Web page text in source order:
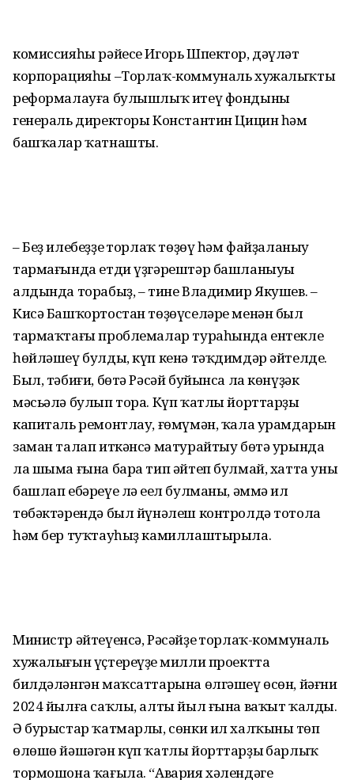
комиссияһы рәйесе Игорь Шпектор, дәүләт
корпорацияһы –Торлаҡ-коммуналь хужалыҡты
рефор­малауға булышлыҡ итеү фондының
генераль директоры Константин Цицин һәм
башҡалар ҡатнашты.
– Беҙ илебеҙҙең торлаҡ төҙөү һәм файҙаланыу
тармағында етди үҙгәрештәр башланыуы
алдында торабыҙ, – тине Владимир Якушев. –
Кисә Башҡортостан төҙөүселәре менән был
тармаҡтағы проблемалар тураһында ентекле
һөйләшеү булды, күп кенә тәҡдимдәр әйтелде.
Был, тәбиғи, бөтә Рәсәй буйынса ла көнүҙәк
мәсьәлә булып тора. Күп ҡатлы йорттарҙы
капиталь ремонтлау, ғөмүмән, ҡала урамдарын
заман талап иткәнсә матурайтыу бөтә урында
ла шыма ғына бара тип әйтеп булмай, хатта уны
башлап ебәреүе лә еңел булманы, әммә ил
төбәктәрендә был йүнәлеш контролдә тотола
һәм бер туҡтауһыҙ камиллаштырыла.
Министр әйтеүенсә, Рәсәйҙең тор­лаҡ-коммуналь
хужалығын үҫтереүҙең милли проектта
билдәләнгән маҡсат­тарына өлгәшеү өсөн, йәғни
2024 йылға саҡлы, алты йыл ғына ваҡыт ҡалды.
Ә бурыстар ҡатмарлы, сөнки ил халҡының төп
өлөшө йәшәгән күп ҡатлы йорттарҙың барлыҡ
тормошона ҡағыла. “Авария хәлендәге